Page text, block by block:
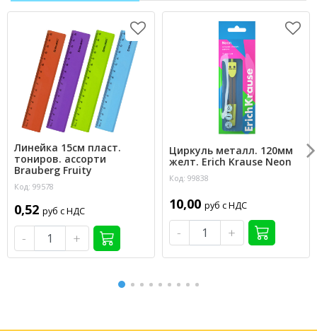
Линейка 15см пласт.
тониров. ассорти
Brauberg Fruity
Код: 99578
0,52 руб с НДС
- +
Циркуль металл. 120мм
желт. Erich Krause Neon
Код: 99838
10,00 руб с НДС
- +